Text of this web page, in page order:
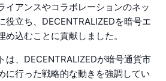
イアンスやコラボレーションのネッ
役立ち、DECENTRALIZEDを暗号エ
込むことに貢献しました。
は、DECENTRALIZEDが暗号通貨市
に行った戦略的な動きを強調してい